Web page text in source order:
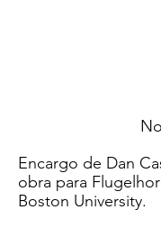
Encargo de Dan
obra para
Boston University.